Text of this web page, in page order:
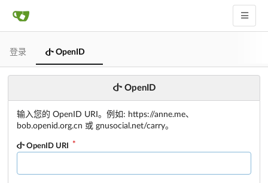
登录 OpenID
OpenID
输入您的 OpenID URI。例如: https://anne.me、
bob.openid.org.cn 或 gnusocial.net/carry。
OpenID URI